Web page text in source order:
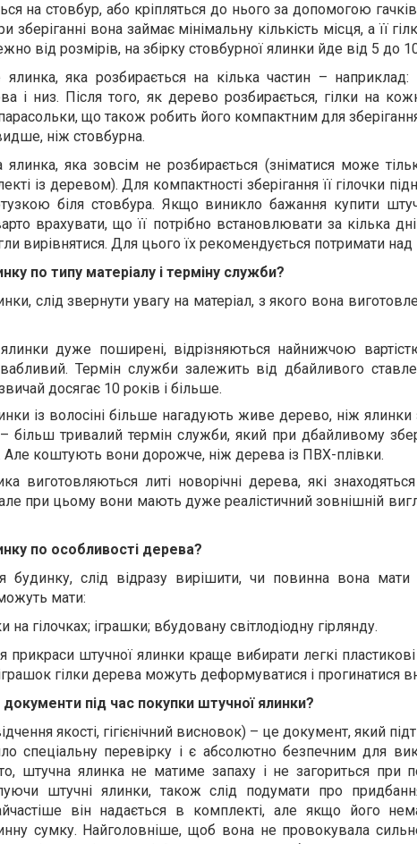
на стовбур, або кріпляться до нього за допомогою
зберіганні вона займає мінімальну кількість місця, а її
від розмірів, на збірку стовбурної ялинки йде від 5 до
яка розбирається на кілька частин – наприклад:
і низ. Після того, як дерево розбирається, гілки на
що також робить його компактним для
ніж стовбурна.
яка зовсім не розбирається (зніматися може
із деревом). Для компактності зберігання її гілочки
біля стовбура. Якщо виникло бажання купити
врахувати, що її потрібно встановлювати за кілька
вирівнятися. Для цього їх рекомендується потримати
по типу матеріалу і терміну служби?
слід звернути увагу на матеріал, з якого вона
дуже поширені, відрізняються найнижчою
Термін служби залежить від дбайливого
досягає 10 років і більше.
із волосіні більше нагадують живе дерево, ніж
більш тривалий термін служби, який при дбайливому
Але коштують вони дорожче, ніж дерева із ПВХ-плівки.
виготовляються литі новорічні дерева, які
але при цьому вони мають дуже реалістичний зовнішній
по особливості дерева?
будинку, слід відразу вирішити, чи повинна вона мати
мати:
гілочках; іграшки; вбудовану світлодіодну гірлянду.
прикраси штучної ялинки краще вибирати легкі
гілки дерева можуть деформуватися і прогинатися
документи під час покупки штучної ялинки?
якості, гігієнічний висновок) – це документ, який
спеціальну перевірку і є абсолютно безпечним для
штучна ялинка не матиме запаху і не загориться при
штучні ялинки, також слід подумати про
він надається в комплекті, але якщо його
сумку. Найголовніше, щоб вона не провокувала